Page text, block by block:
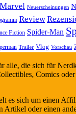
Marvel Neuerscheinungen
Review
Fiction Spider-Man
Trailer Vlog Vorschau
die sich für
Comics
es sich um einen
Artikel oder einen